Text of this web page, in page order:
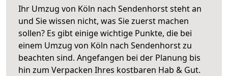
Ihr Umzug von Köln nach Sendenhorst steht an
und Sie wissen nicht, was Sie zuerst machen
sollen? Es gibt einige wichtige Punkte, die bei
einem Umzug von Köln nach Sendenhorst zu
beachten sind. Angefangen bei der Planung bis
hin zum Verpacken Ihres kostbaren Hab & Gut.